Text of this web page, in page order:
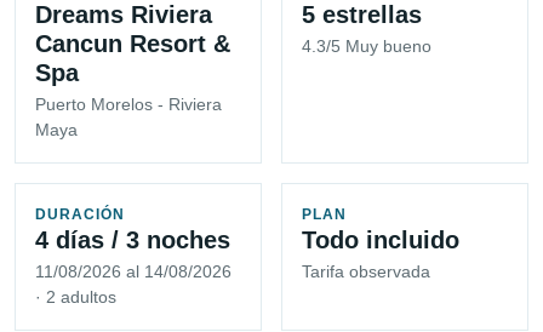
Dreams Riviera
Cancun Resort &
Spa
Puerto Morelos - Riviera
Maya
5 estrellas
4.3/5 Muy bueno
DURACIÓN
4 días / 3 noches
11/08/2026 al 14/08/2026
· 2 adultos
PLAN
Todo incluido
Tarifa observada